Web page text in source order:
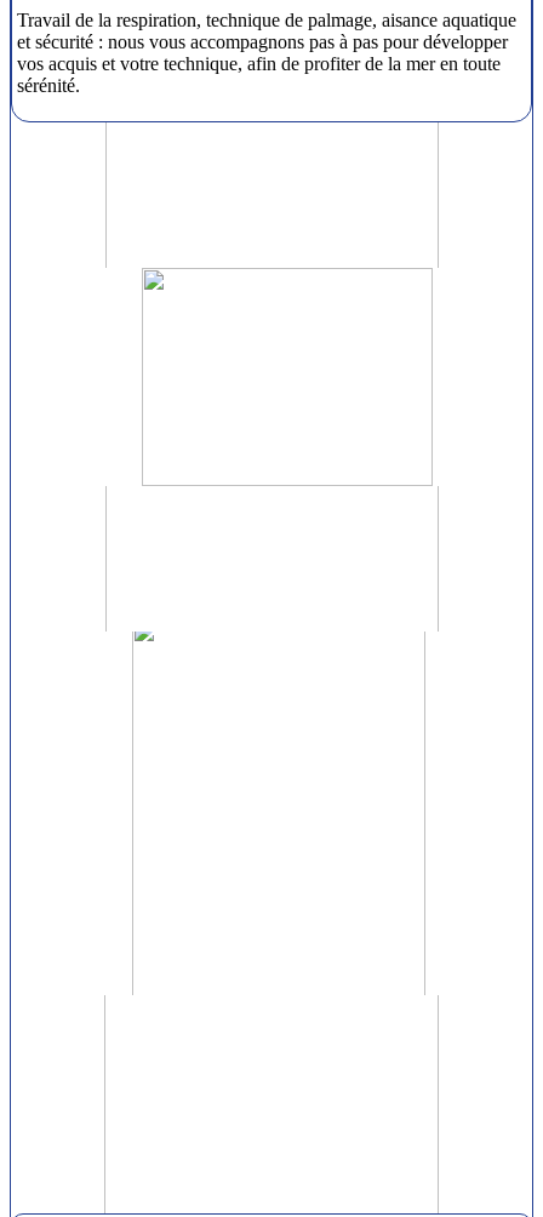
Travail de la respiration, technique de palmage, aisance aquatique
et sécurité : nous vous accompagnons pas à pas pour développer
vos acquis et votre technique, afin de profiter de la mer en toute
sérénité.